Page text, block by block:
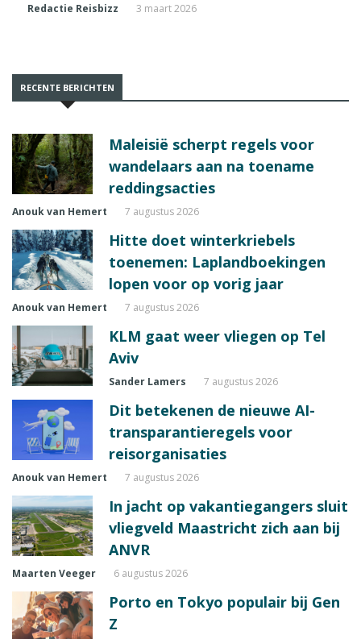
Redactie Reisbizz 3 maart 2026
RECENTE BERICHTEN
Maleisië scherpt regels voor
wandelaars aan na toename
reddingsacties
Anouk van Hemert 7 augustus 2026
Hitte doet winterkriebels
toenemen: Laplandboekingen
lopen voor op vorig jaar
Anouk van Hemert 7 augustus 2026
KLM gaat weer vliegen op Tel
Aviv
Sander Lamers 7 augustus 2026
Dit betekenen de nieuwe AI-
transparantieregels voor
reisorganisaties
Anouk van Hemert 7 augustus 2026
In jacht op vakantiegangers sluit
vliegveld Maastricht zich aan bij
ANVR
Maarten Veeger 6 augustus 2026
Porto en Tokyo populair bij Gen
Z